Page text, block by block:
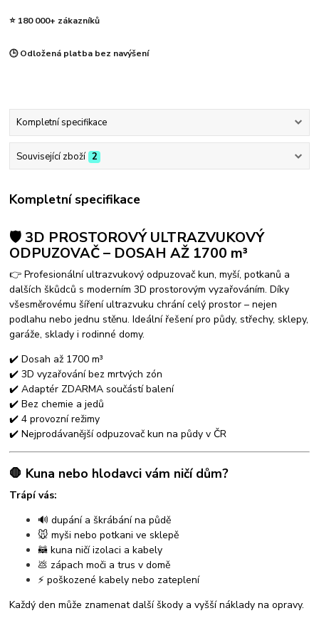
⭐ 180 000+ zákazníků
🕒 Odložená platba bez navýšení
Kompletní specifikace
Související zboží 2
Kompletní specifikace
🛡️ 3D PROSTOROVÝ ULTRAZVUKOVÝ
ODPUZOVAČ – DOSAH AŽ 1700 m³
👉 Profesionální ultrazvukový odpuzovač kun, myší, potkanů a
dalších škůdců s moderním 3D prostorovým vyzařováním. Díky
všesměrovému šíření ultrazvuku chrání celý prostor – nejen
podlahu nebo jednu stěnu. Ideální řešení pro půdy, střechy, sklepy,
garáže, sklady i rodinné domy.
✔️ Dosah až 1700 m³
✔️ 3D vyzařování bez mrtvých zón
✔️ Adaptér ZDARMA součástí balení
✔️ Bez chemie a jedů
✔️ 4 provozní režimy
✔️ Nejprodávanější odpuzovač kun na půdy v ČR
🛑 Kuna nebo hlodavci vám ničí dům?
Trápí vás:
🔊 dupání a škrábání na půdě
🐭 myši nebo potkani ve sklepě
🦝 kuna ničí izolaci a kabely
💩 zápach moči a trus v domě
⚡ poškozené kabely nebo zateplení
Každý den může znamenat další škody a vyšší náklady na opravy.